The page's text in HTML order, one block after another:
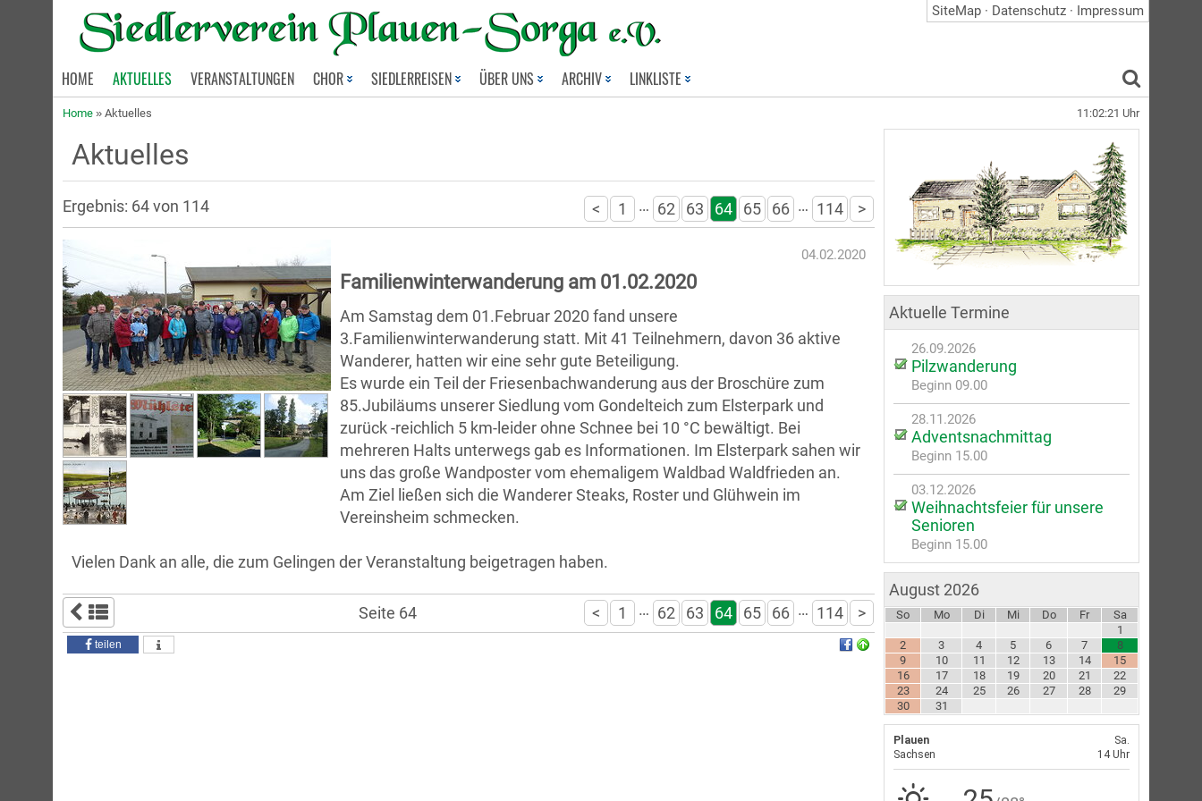
SiteMap · Datenschutz · Impressum
HOME AKTUELLES VERANSTALTUNGEN CHOR SIEDLERREISEN ÜBER UNS ARCHIV LINKLISTE
Home » Aktuelles 11:02:21 Uhr
Aktuelles
Ergebnis: 64 von 114 < 1 … 62 63 64 65 66 … 114 >
04.02.2020
Familienwinterwanderung am 01.02.2020
Am Samstag dem 01.Februar 2020 fand unsere
3.Familienwinterwanderung statt. Mit 41 Teilnehmern, davon 36 aktive
Wanderer, hatten wir eine sehr gute Beteiligung.
Es wurde ein Teil der Friesenbachwanderung aus der Broschüre zum
85.Jubiläums unserer Siedlung vom Gondelteich zum Elsterpark und
zurück -reichlich 5 km-leider ohne Schnee bei 10 °C bewältigt. Bei
mehreren Halts unterwegs gab es Informationen. Im Elsterpark sahen wir
uns das große Wandposter vom ehemaligem Waldbad Waldfrieden an.
Am Ziel ließen sich die Wanderer Steaks, Roster und Glühwein im
Vereinsheim schmecken.
Vielen Dank an alle, die zum Gelingen der Veranstaltung beigetragen haben.
Seite 64 < 1 … 62 63 64 65 66 … 114 >
teilen
Aktuelle Termine
26.09.2026
Pilzwanderung
Beginn 09.00
28.11.2026
Adventsnachmittag
Beginn 15.00
03.12.2026
Weihnachtsfeier für unsere
Senioren
Beginn 15.00
August 2026
So Mo Di Mi Do Fr
Sa
1
2
3 4 5 6 7
8
9
10 11 12 13 14
15
16
17 18 19 20 21
22
23
24 25 26 27 28
29
30
31